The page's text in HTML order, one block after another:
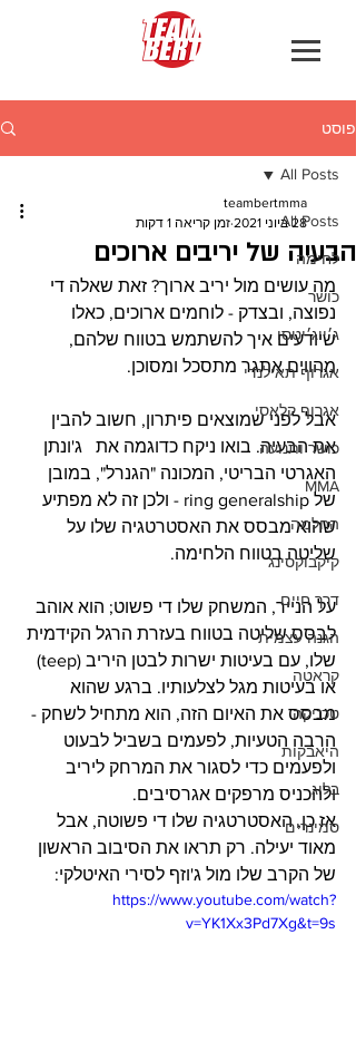
פוסט
All Posts
לחימה
כושר
ג׳יוג׳יטסו
אגרוף תאילנדי
אגרוף קלאסי
כושר ותנועה
MMA
החלמה
קיקבוקסינג
דרך חיים
הגנה עצמית
קראטה
טכניקה
היאבקות
בלוג
סמינרים
All Posts
הבעיה של יריבים ארוכים
teambertmma
28 ביוני 2021
זמן קריאה 1 דקות
מה עושים מול יריב ארוך? זאת שאלה די
נפוצה, ובצדק - לוחמים ארוכים, כאלו
שיודעים איך להשתמש בטווח שלהם,
מהווים אתגר מתסכל ומסוכן.
אבל לפני שמוצאים פיתרון, חשוב להבין
את הבעיה. בואו ניקח כדוגמה את   ג'ונתן
האגרטי הבריטי, המכונה "הגנרל", במובן
של ring generalship - ולכן זה לא מפתיע
שהוא מבסס את האסטרטגיה שלו על
שליטה בטווח הלחימה.
על הנייר, המשחק שלו די פשוט; הוא אוהב
לבסס שליטה בטווח בעזרת הרגל הקידמית
שלו, עם בעיטות ישרות לבטן היריב (teep)
או בעיטות מגל לצלעותיו. ברגע שהוא
מבסס את האיום הזה, הוא מתחיל לשחק -
הרבה הטעיות, לפעמים בשביל לבעוט
ולפעמים כדי לסגור את המרחק ליריב
ולהכניס מרפקים אגרסיבים.
אז כן, האסטרטגיה שלו די פשוטה, אבל
מאוד יעילה. רק תראו את הסיבוב הראשון
של הקרב שלו מול ג'וזף לסירי האיטלקי:
https://www.youtube.com/watch?
v=YK1Xx3Pd7Xg&t=9s